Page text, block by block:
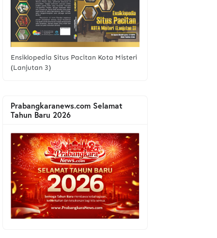
Ensiklopedia Situs Pacitan Kota Misteri
(Lanjutan 3)
Prabangkaranews.com Selamat
Tahun Baru 2026